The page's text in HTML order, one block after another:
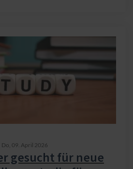
Do, 09. April 2026
gesucht für neue